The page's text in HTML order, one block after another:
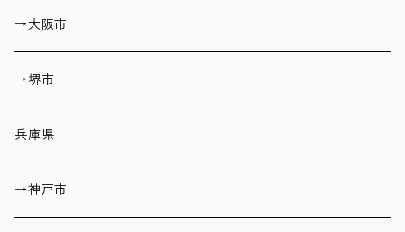
→大阪市
→堺市
兵庫県
→神戸市